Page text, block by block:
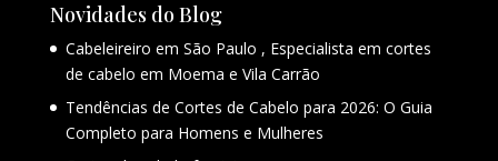
Novidades do Blog
Cabeleireiro em São Paulo , Especialista em cortes
de cabelo em Moema e Vila Carrão
Tendências de Cortes de Cabelo para 2026: O Guia
Completo para Homens e Mulheres